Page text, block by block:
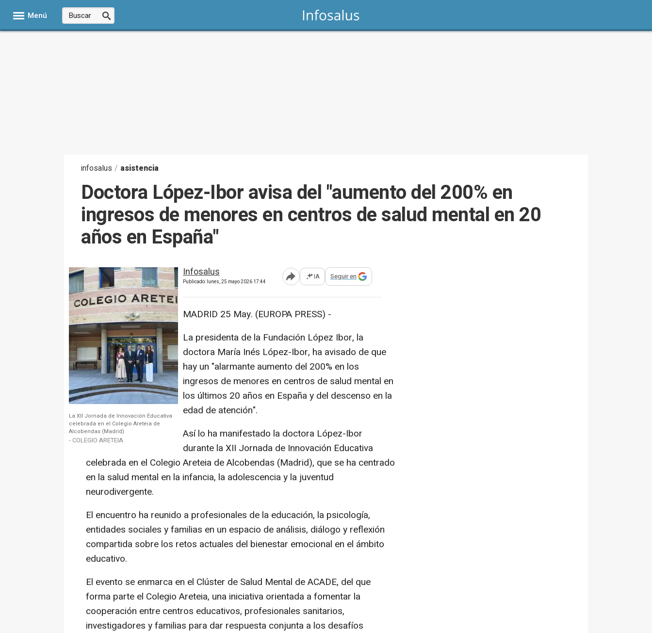
Menú
infosalus / asistencia
Doctora López-Ibor avisa del "aumento del 200% en
ingresos de menores en centros de salud mental en 20
años en España"
La XII Jornada de Innovación Educativa
celebrada en el Colegio Areteia de
Alcobendas (Madrid)
- COLEGIO ARETEIA
Infosalus
Publicado: lunes, 25 mayo 2026 17:44 Abrir opciones para compartir
IA Seguir en
MADRID 25 May. (EUROPA PRESS) -
La presidenta de la Fundación López Ibor, la
doctora María Inés López-Ibor, ha avisado de que
hay un "alarmante aumento del 200% en los
ingresos de menores en centros de salud mental en
los últimos 20 años en España y del descenso en la
edad de atención".
Así lo ha manifestado la doctora López-Ibor
durante la XII Jornada de Innovación Educativa
celebrada en el Colegio Areteia de Alcobendas (Madrid), que se ha centrado
en la salud mental en la infancia, la adolescencia y la juventud
neurodivergente.
El encuentro ha reunido a profesionales de la educación, la psicología,
entidades sociales y familias en un espacio de análisis, diálogo y reflexión
compartida sobre los retos actuales del bienestar emocional en el ámbito
educativo.
El evento se enmarca en el Clúster de Salud Mental de ACADE, del que
forma parte el Colegio Areteia, una iniciativa orientada a fomentar la
cooperación entre centros educativos, profesionales sanitarios,
investigadores y familias para dar respuesta conjunta a los desafíos